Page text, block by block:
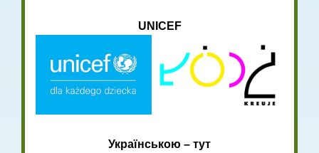
UNICEF
Українською – тут